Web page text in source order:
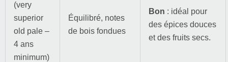
(very
superior
old pale –
4 ans
minimum)
Équilibré, notes
de bois fondues
Bon : idéal pour
des épices douces
et des fruits secs.